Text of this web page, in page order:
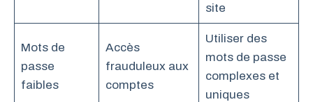
site
Mots de
passe
faibles
Accès
frauduleux aux
comptes
Utiliser des
mots de passe
complexes et
uniques